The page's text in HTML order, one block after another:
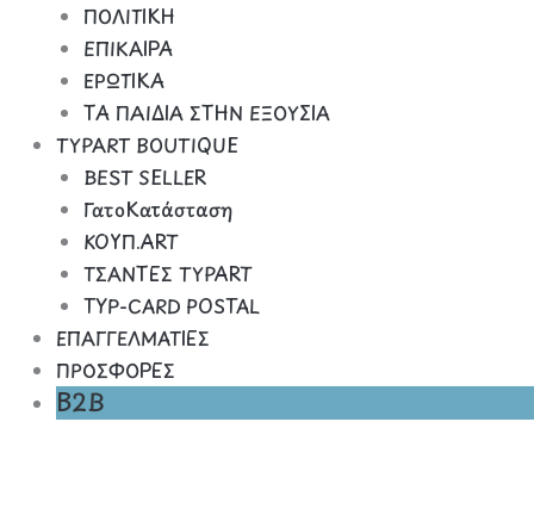
ΠΟΛΙΤΙΚΗ
ΕΠΙΚΑΙΡΑ
ΕΡΩΤΙΚΑ
ΤΑ ΠΑΙΔΙΑ ΣΤΗΝ ΕΞΟΥΣΙΑ
TYPART BOUTIQUE
BEST SELLER
ΓατοΚατάσταση
ΚΟΥΠ.ART
ΤΣΑΝΤΕΣ TYPART
TYP-CARD POSTAL
ΕΠΑΓΓΕΛΜΑΤΙΕΣ
ΠΡΟΣΦΟΡΕΣ
B2B